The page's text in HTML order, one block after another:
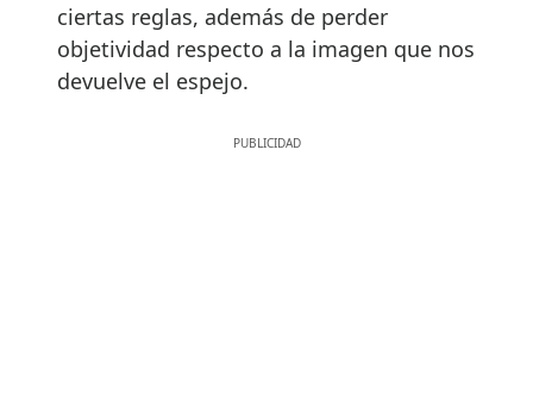
ciertas reglas, además de perder
objetividad respecto a la imagen que nos
devuelve el espejo.